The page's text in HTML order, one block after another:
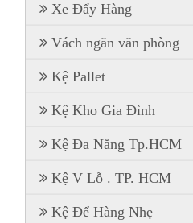
Xe Đẩy Hàng
Vách ngăn văn phòng
Kệ Pallet
Kệ Kho Gia Đình
Kệ Đa Năng Tp.HCM
Kệ V Lỗ . TP. HCM
Kệ Để Hàng Nhẹ